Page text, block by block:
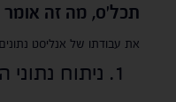
תכל'ס, מה זה אומר
את עבודתו של אנליסט
ניתוח